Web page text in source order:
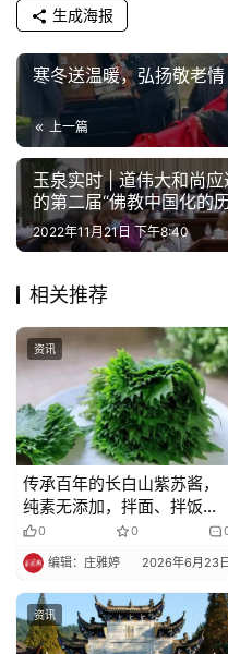
生成海报
寒冬送温暖，弘扬敬老情
上一篇
玉泉实时 | 道伟大和尚
的第二届“佛教中国化的
2022年11月21日 下午8:40
相关推荐
资讯
传承百年的长白山紫苏酱，
纯素无添加，拌面、拌饭都
好吃！这么百搭必须备一
瓶！
0 0
编辑：庄雅婷 2026年6月23日
资讯